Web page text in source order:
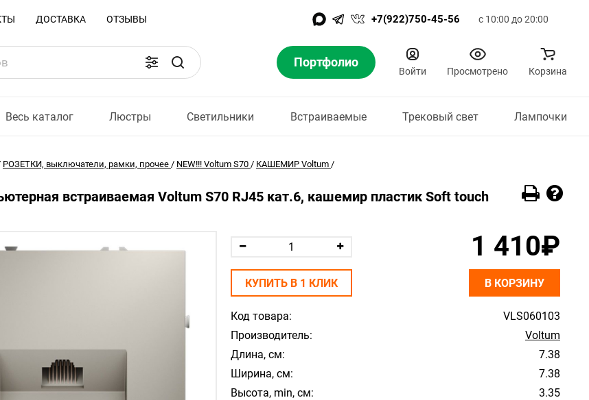
ДОСТАВКА ОТЗЫВЫ +7(922)750-45-56 с 10:00 до 20:00
Портфолио
Войти Просмотрено Корзина
Весь каталог Люстры Светильники Встраиваемые Трековый свет Лампочки
РОЗЕТКИ, выключатели, рамки, прочее / NEW!!! Voltum S70 / КАШЕМИР Voltum /
встраиваемая Voltum S70 RJ45 кат.6, кашемир пластик Soft touch
Код товара:
VLS060103
Производитель:
Voltum
Длина, см:
7.38
Ширина, см:
7.38
Высота, min, см:
3.35
1 410₽
КУПИТЬ В 1 КЛИК В КОРЗИНУ